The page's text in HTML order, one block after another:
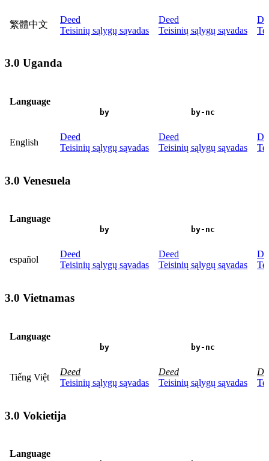
繁體中文
Deed
Teisinių sąlygų sąvadas
Deed
Teisinių sąlygų sąvadas
3.0 Uganda
Language
by by-nc
English
Deed
Teisinių sąlygų sąvadas
Deed
Teisinių sąlygų sąvadas
3.0 Venesuela
Language
by by-nc
español
Deed
Teisinių sąlygų sąvadas
Deed
Teisinių sąlygų sąvadas
3.0 Vietnamas
Language
by by-nc
Tiếng Việt
Deed
Teisinių sąlygų sąvadas
Deed
Teisinių sąlygų sąvadas
3.0 Vokietija
Language